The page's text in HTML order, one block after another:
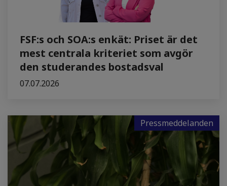
FSF:s och SOA:s enkät: Priset är det
mest centrala kriteriet som avgör
den studerandes bostadsval
07.07.2026
Pressmeddelanden